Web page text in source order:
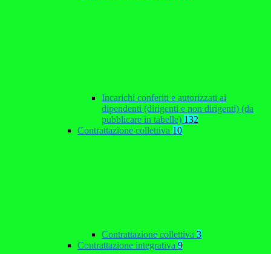
Incarichi conferiti e autorizzati ai
dipendenti (dirigenti e non dirigenti) (da
pubblicare in tabelle) 132
Contrattazione collettiva 10
Contrattazione collettiva 3
Contrattazione integrativa 9